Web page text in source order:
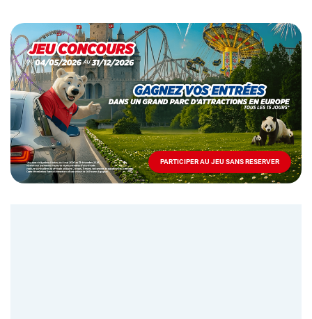
Opération
spéciale
Mai
-
Décembre
2026
Locations
PARTICIPER AU JEU SANS RESERVER
PARTICIPER
AU
JEU